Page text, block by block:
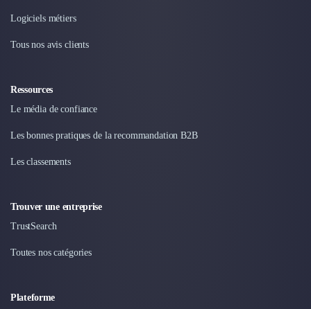
Logiciels métiers
Tous nos avis clients
Ressources
Le média de confiance
Les bonnes pratiques de la recommandation B2B
Les classements
Trouver une entreprise
TrustSearch
Toutes nos catégories
Plateforme